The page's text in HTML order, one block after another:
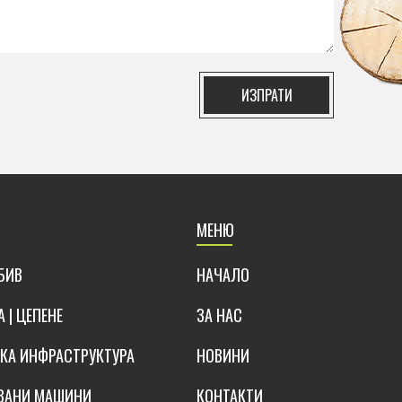
ИЗПРАТИ
| ЦЕПЕНЕ
ИНФРАСТРУКТУРА
МАШИНИ
МЕНЮ
НАЧАЛО
ЗА НАС
НОВИНИ
КОНТАКТИ